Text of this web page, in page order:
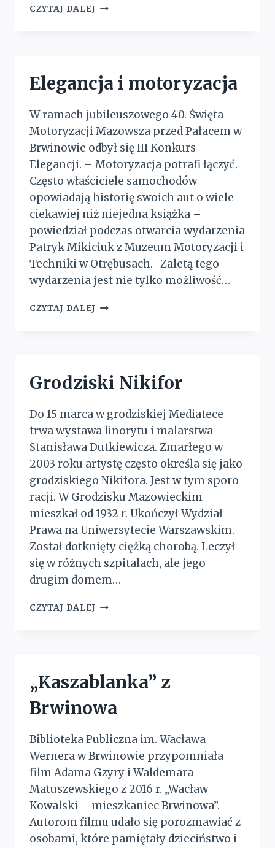
CZYTAJ DALEJ NIE
Elegancja i motoryzacja
W ramach jubileuszowego 40. Święta
Motoryzacji Mazowsza przed Pałacem w
Brwinowie odbył się III Konkurs
Elegancji. – Motoryzacja potrafi łączyć.
Często właściciele samochodów
opowiadają historię swoich aut o wiele
ciekawiej niż niejedna książka –
powiedział podczas otwarcia wydarzenia
Patryk Mikiciuk z Muzeum Motoryzacji i
Techniki w Otrębusach. Zaletą tego
wydarzenia jest nie tylko możliwość…
CZYTAJ DALEJ ELEGANCJA
Grodziski Nikifor
Do 15 marca w grodziskiej Mediatece
trwa wystawa linorytu i malarstwa
Stanisława Dutkiewicza. Zmarłego w
2003 roku artystę często określa się jako
grodziskiego Nikifora. Jest w tym sporo
racji. W Grodzisku Mazowieckim
mieszkał od 1932 r. Ukończył Wydział
Prawa na Uniwersytecie Warszawskim.
Został dotknięty ciężką chorobą. Leczył
się w różnych szpitalach, ale jego
drugim domem…
CZYTAJ DALEJ GRODZISKI
„Kaszablanka” z
Brwinowa
Biblioteka Publiczna im. Wacława
Wernera w Brwinowie przypomniała
film Adama Gzyry i Waldemara
Matuszewskiego z 2016 r. „Wacław
Kowalski – mieszkaniec Brwinowa”.
Autorom filmu udało się porozmawiać z
osobami, które pamiętały dzieciństwo i